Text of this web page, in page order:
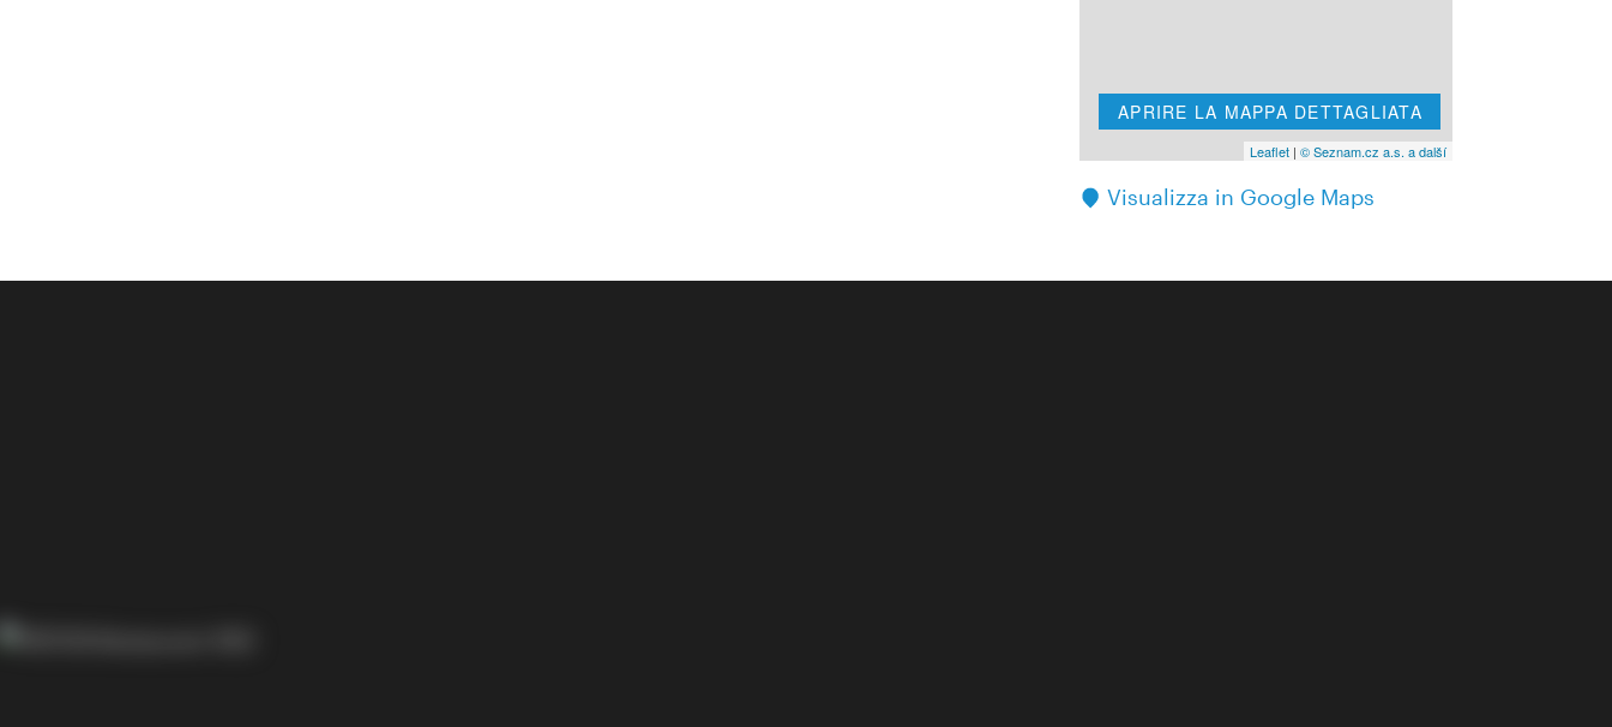
APRIRE LA MAPPA DETTAGLIATA
Leaflet| © Seznam.cz a.s. a další
Visualizza in Google Maps